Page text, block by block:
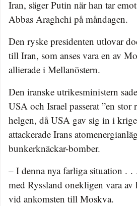
Iran, säger Putin när han tar
Abbas Araghchi på måndagen.
Den ryske presidenten utlovar
till Iran, som anses vara en av
allierade i Mellanöstern.
Den iranske utrikesministern
USA och Israel passerat ”en stor
helgen, då USA gav sig in i
attackerade Irans
bunkerknäckar-bomber.
– I denna nya farliga situation .
med Ryssland onekligen vara av
vid ankomsten till Moskva.